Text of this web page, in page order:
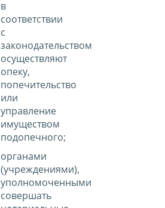
в
соответствии
с
законодательством
осуществляют
опеку,
попечительство
или
управление
имуществом
подопечного;
органами
(учреждениями),
уполномоченными
совершать